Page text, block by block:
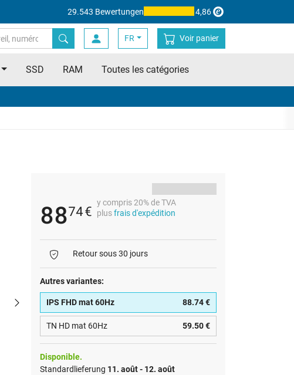
29.543 Bewertungen 4,86
FR Voir panier
SSD RAM Toutes les catégories
8874€ y compris 20% de TVA
plusfrais d'expédition
Retour sous 30 jours
Autres variantes:
IPS FHD mat 60Hz 88.74 €
TN HD mat 60Hz 59.50 €
Disponible.
Standardlieferung 11. août - 12. août